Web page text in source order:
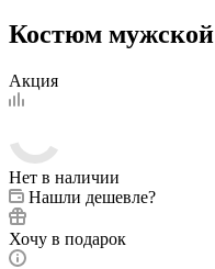
Костюм
Акция
Нет в наличии
Нашли дешевле?
Хочу в подарок